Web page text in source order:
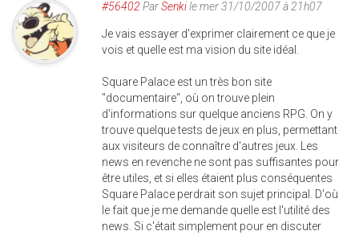
#56402 ParSenkile mer 31/10/2007 à 21h07
Je vais essayer d'exprimer clairement ce que je
vois et quelle est ma vision du site idéal.
Square Palace est un très bon site
"documentaire", où on trouve plein
d'informations sur quelque anciens RPG. On y
trouve quelque tests de jeux en plus, permettant
aux visiteurs de connaître d'autres jeux. Les
news en revenche ne sont pas suffisantes pour
être utiles, et si elles étaient plus conséquentes
Square Palace perdrait son sujet principal. D'où
le fait que je me demande quelle est l'utilité des
news. Si c'était simplement pour en discuter